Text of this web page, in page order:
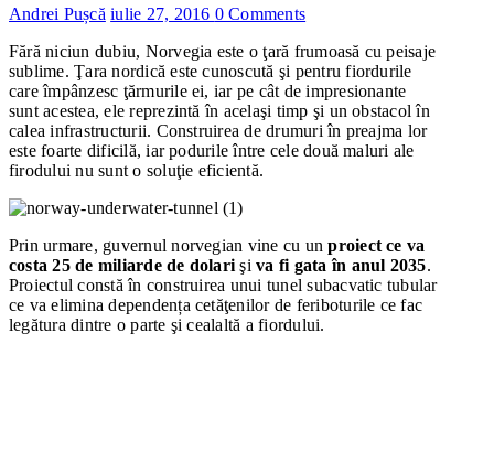
Andrei Pușcă iulie 27, 2016 0 Comments
Fără niciun dubiu, Norvegia este o ţară frumoasă cu peisaje
sublime. Ţara nordică este cunoscută şi pentru fiordurile
care împânzesc ţărmurile ei, iar pe cât de impresionante
sunt acestea, ele reprezintă în acelaşi timp şi un obstacol în
calea infrastructurii. Construirea de drumuri în preajma lor
este foarte dificilă, iar podurile între cele două maluri ale
firodului nu sunt o soluţie eficientă.
Prin urmare, guvernul norvegian vine cu unproiect ce va
costa 25 de miliarde de dolari şiva fi gata în anul 2035.
Proiectul constă în construirea unui tunel subacvatic tubular
ce va elimina dependența cetăţenilor de feriboturile ce fac
legătura dintre o parte şi cealaltă a fiordului.